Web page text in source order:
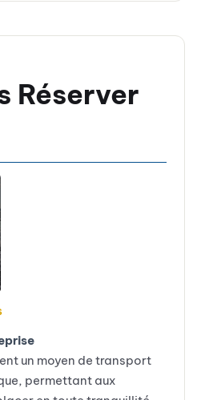
Réserver
un moyen de transport
permettant aux